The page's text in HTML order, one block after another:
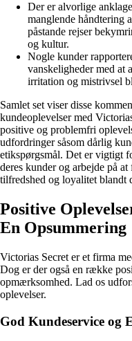
Der er alvorlige
manglende håndtering
påstande rejser
og kultur.
Nogle kunder
vanskeligheder med at
irritation og mistrivsel
Samlet set viser disse
kundeoplevelser med
positive og problemfri
udfordringer såsom dårlig
etikspørgsmål. Det er vigtigt
deres kunder og arbejde på
tilfredshed og loyalitet blandt
Positive
En Opsummering
Victorias Secret er et firma
Dog er der også en række
opmærksomhed. Lad os
oplevelser.
God Kundeservice og